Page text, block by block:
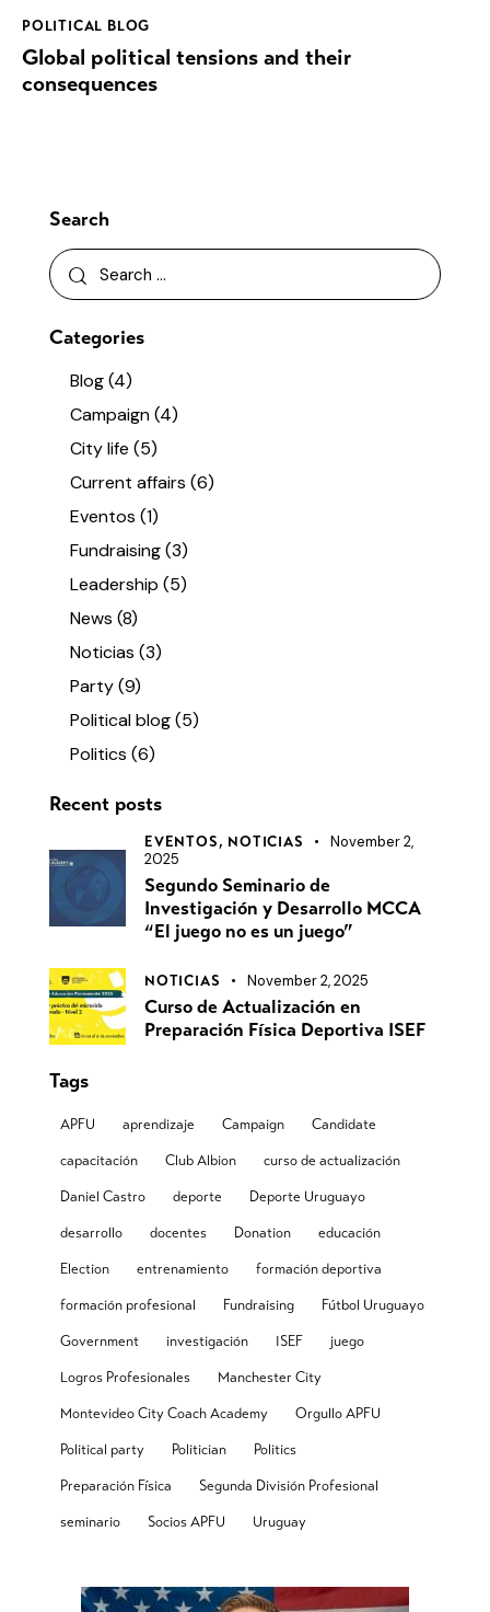
POLITICAL BLOG
Global political tensions and their
consequences
Search
Categories
Blog(4)
Campaign(4)
City life (5)
Current affairs (6)
Eventos (1)
Fundraising(3)
Leadership (5)
News (8)
Noticias (3)
Party(9)
Political blog(5)
Politics (6)
Recent posts
EVENTOS, NOTICIAS
November 2,
2025
Segundo Seminario de
Investigación y Desarrollo MCCA
“El juego no es un juego”
NOTICIAS November 2, 2025
Curso de Actualización en
Preparación Física Deportiva ISEF
Tags
APFU aprendizaje Campaign Candidate
capacitación Club Albion curso de actualización
Daniel Castro deporte Deporte Uruguayo
desarrollo docentes Donation educación
Election entrenamiento formación deportiva
formación profesional Fundraising Fútbol Uruguayo
Government investigación ISEF juego
Logros Profesionales Manchester City
Montevideo City Coach Academy Orgullo APFU
Political party Politician Politics
Preparación Física Segunda División Profesional
seminario Socios APFU Uruguay